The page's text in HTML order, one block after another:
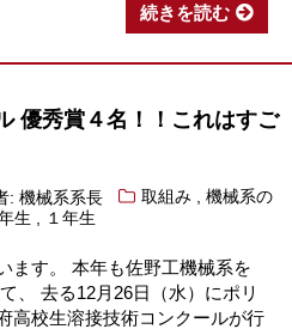
続きを読む
優秀賞４名！！これはすご
: 機械系系長 取組み ,機械系の
生 , １年生
ます。 本年も佐野工機械系を
、 去る12月26日（水）にポリ
高校生溶接技術コンクールが行